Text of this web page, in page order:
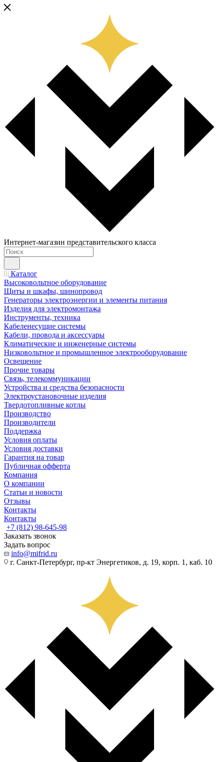
Интернет-магазин представительского класса
Каталог
Высоковольтное оборудование
Щиты и шкафы, шинопровод
Генераторы электроэнергии и элементы питания
Изделия для электромонтажа
Инструменты, техника
Кабеленесущие системы
Кабели, провода и аксессуары
Климатические и инженерные системы
Низковольтное и промышленное электрооборудование
Освещение
Прочие товары
Связь, телекоммуникации
Устройства и средства безопасности
Электроустановочные изделия
Твердотопливные котлы
Производство
Производители
Поддержка
Условия оплаты
Условия доставки
Гарантия на товар
Публичная офферта
Компания
О компании
Статьи и новости
Отзывы
Контакты
Контакты
+7 (812) 98-645-98
Заказать звонок
Задать вопрос
info@mifrid.ru
г. Санкт-Петербург, пр-кт Энергетиков, д. 19, корп. 1, каб. 10